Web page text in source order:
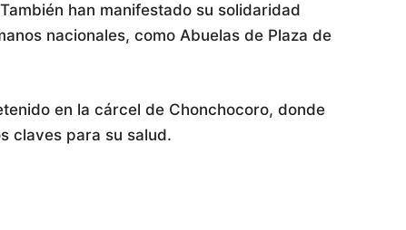
han manifestado su solidaridad
nacionales, como Abuelas de Plaza de
en la cárcel de Chonchocoro, donde
claves para su salud.